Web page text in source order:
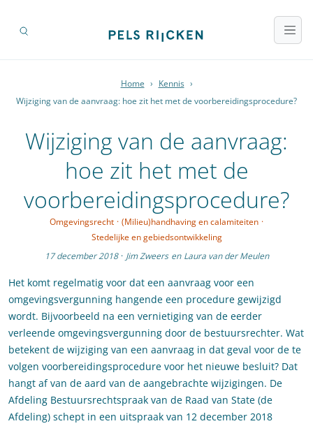
Home › Kennis ›
Wijziging van de aanvraag: hoe zit het met de voorbereidingsprocedure?
Wijziging van de aanvraag:
hoe zit het met de
voorbereidingsprocedure?
Omgevingsrecht · (Milieu)handhaving en calamiteiten ·
Stedelijke en gebiedsontwikkeling
17 december 2018 · Jim Zweers en Laura van der Meulen
Het komt regelmatig voor dat een aanvraag voor een
omgevingsvergunning hangende een procedure gewijzigd
wordt. Bijvoorbeeld na een vernietiging van de eerder
verleende omgevingsvergunning door de bestuursrechter. Wat
betekent de wijziging van een aanvraag in dat geval voor de te
volgen voorbereidingsprocedure voor het nieuwe besluit? Dat
hangt af van de aard van de aangebrachte wijzigingen. De
Afdeling Bestuursrechtspraak van de Raad van State (de
Afdeling) schept in een uitspraak van 12 december 2018